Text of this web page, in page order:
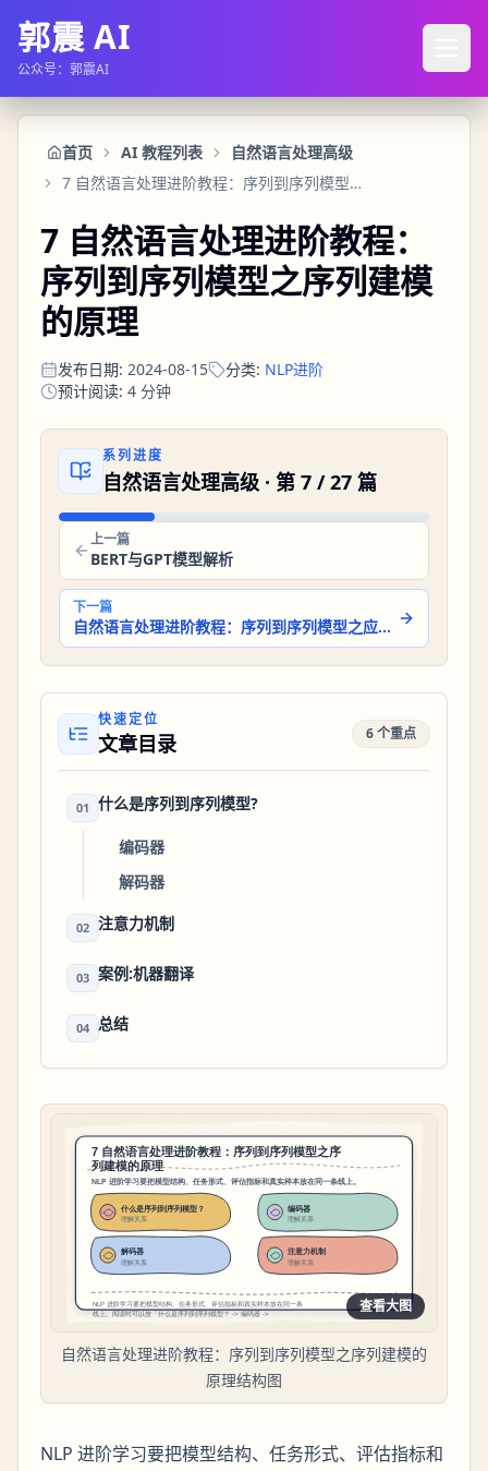
郭震 AI
公众号：郭震AI
首页 AI 教程列表
自然语言处理高级
7 自然语言处理进阶教程：序列到序列模型之序列建模的原理
7 自然语言处理进阶教程：
序列到序列模型之序列建模
的原理
发布日期: 2024-08-15 分类: NLP进阶
预计阅读: 4 分钟
系列进度
自然语言处理高级 · 第 7 /27 篇
上一篇
BERT与GPT模型解析
下一篇
自然语言处理进阶教程：序列到序列模型之应用实例与实现
快速定位
文章目录 6 个重点
01 什么是序列到序列模型?
编码器
解码器
02 注意力机制
03 案例:机器翻译
04 总结
查看大图
自然语言处理进阶教程：序列到序列模型之序列建模的
原理结构图
NLP 进阶学习要把模型结构、任务形式、评估指标和